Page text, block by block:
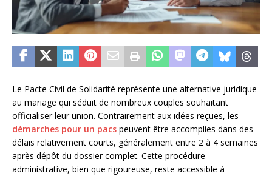
Le Pacte Civil de Solidarité représente une alternative juridique
au mariage qui séduit de nombreux couples souhaitant
officialiser leur union. Contrairement aux idées reçues, les
démarches pour un pacs peuvent être accomplies dans des
délais relativement courts, généralement entre 2 à 4 semaines
après dépôt du dossier complet. Cette procédure
administrative, bien que rigoureuse, reste accessible à